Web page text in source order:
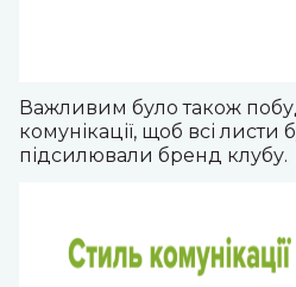
Важливим було також
комунікації, щоб всі листи
підсилювали бренд клубу.